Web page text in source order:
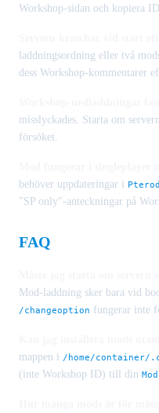
Workshop-sidan och kopiera
laddningsordning eller två
dess Workshop-kommentarer
misslyckades. Starta om
försöket.
behöver uppdateringar i
"SP only"-anteckningar på
FAQ
Mod-laddning sker bara vid
/changeoption fungerar inte
mappen i /home/container/
(inte Workshop ID) till din